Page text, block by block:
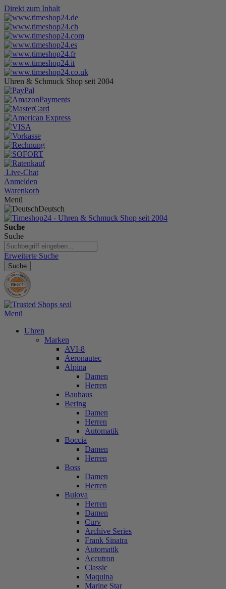
Direkt zum Inhalt
Uhren & Schmuck Shop seit 2004
Live-Chat
Anmelden
Warenkorb
Menü
Deutsch
Suche
Suche
Erweiterte Suche
Suche
Menü
Uhren
Marken
AVI-8
Aeronautec
Alpina
Damen
Herren
Bauhaus
Bering
Damen
Herren
Automatik
Boccia
Damen
Herren
Boss
Damen
Herren
Bulova
Herren
Damen
Curv
Archive Series
Frank Sinatra
Automatik
Accutron
Classic
Maquina
Marine Star